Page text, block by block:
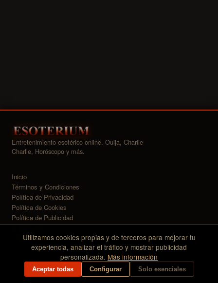
Entretenimiento esotérico online. Ouija, Charlie
Charlie, Horóscopo y más.
Inicio
Términos y Condiciones
Política de Privacidad
Política de Cookies
Política de Publicidad
Widgets
© 2026 Esoterium — Todos los derechos reservados
CMS Esoterium
Utilizamos cookies propias y de terceros para mejorar tu
experiencia, analizar el tráfico y mostrar publicidad
personalizada. Más información
Aceptar todas Configurar Solo esenciales